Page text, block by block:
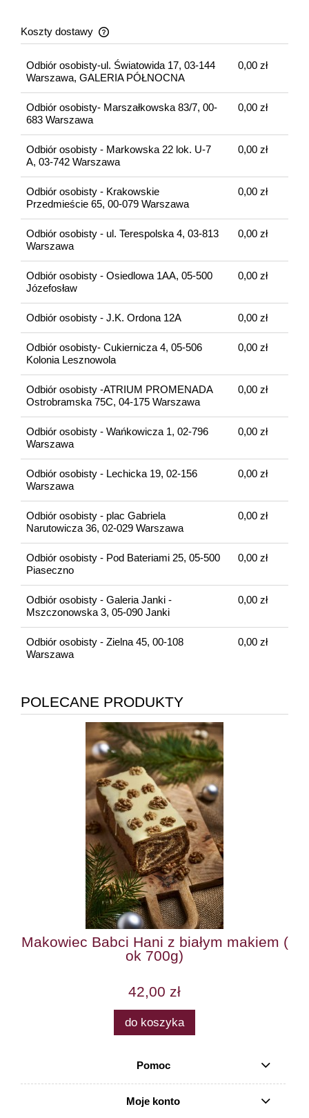
Koszty dostawy
Cena nie zawiera ewentualnych kosztów płatności
Odbiór osobisty-ul. Światowida 17, 03-144
Warszawa, GALERIA PÓŁNOCNA
0,00 zł
Odbiór osobisty- Marszałkowska 83/7, 00-
683 Warszawa
0,00 zł
Odbiór osobisty - Markowska 22 lok. U-7
A, 03-742 Warszawa
0,00 zł
Odbiór osobisty - Krakowskie
Przedmieście 65, 00-079 Warszawa
0,00 zł
Odbiór osobisty - ul. Terespolska 4, 03-813
Warszawa
0,00 zł
Odbiór osobisty - Osiedlowa 1AA, 05-500
Józefosław
0,00 zł
Odbiór osobisty - J.K. Ordona 12A 0,00 zł
Odbiór osobisty- Cukiernicza 4, 05-506
Kolonia Lesznowola
0,00 zł
Odbiór osobisty -ATRIUM PROMENADA
Ostrobramska 75C, 04-175 Warszawa
0,00 zł
Odbiór osobisty - Wańkowicza 1, 02-796
Warszawa
0,00 zł
Odbiór osobisty - Lechicka 19, 02-156
Warszawa
0,00 zł
Odbiór osobisty - plac Gabriela
Narutowicza 36, 02-029 Warszawa
0,00 zł
Odbiór osobisty - Pod Bateriami 25, 05-500
Piaseczno
0,00 zł
Odbiór osobisty - Galeria Janki -
Mszczonowska 3, 05-090 Janki
0,00 zł
Odbiór osobisty - Zielna 45, 00-108
Warszawa
0,00 zł
POLECANE PRODUKTY
Makowiec Babci Hani z białym makiem (
ok 700g)
42,00 zł
do koszyka
Pomoc
Moje konto